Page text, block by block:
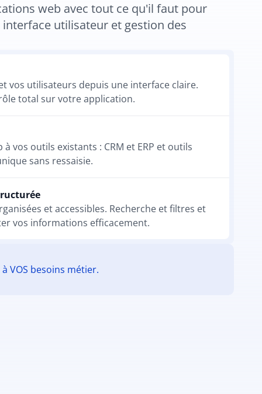
web avec tout ce qu'il faut pour
utilisateur et gestion des
vos utilisateurs depuis une interface claire.
total sur votre application.
vos outils existants : CRM et ERP et outils
sans ressaisie.
et accessibles. Recherche et filtres et
vos informations efficacement.
VOS besoins métier.